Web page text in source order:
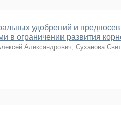
удобрений и
в ограничении развития
Александрович; Суханова